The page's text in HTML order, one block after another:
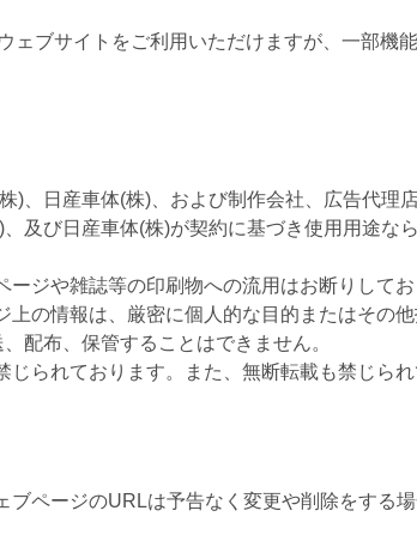
ブサイトをご利用いただけますが、一部機
)、日産車体(株)、および制作会社、広告代理
及び日産車体(株)が契約に基づき使用用途な
ジや雑誌等の印刷物への流用はお断りしてお
上の情報は、厳密に個人的な目的またはその
配布、保管することはできません。
られております。また、無断転載も禁じられ
ページのURLは予告なく変更や削除をする